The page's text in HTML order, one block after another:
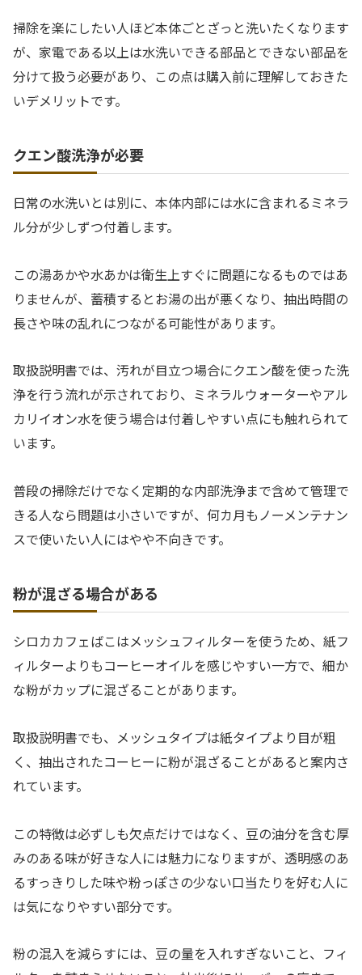
掃除を楽にしたい人ほど本体ごとざっと洗いたくなります
が、家電である以上は水洗いできる部品とできない部品を
分けて扱う必要があり、この点は購入前に理解しておきた
いデメリットです。
クエン酸洗浄が必要
日常の水洗いとは別に、本体内部には水に含まれるミネラ
ル分が少しずつ付着します。
この湯あかや水あかは衛生上すぐに問題になるものではあ
りませんが、蓄積するとお湯の出が悪くなり、抽出時間の
長さや味の乱れにつながる可能性があります。
取扱説明書では、汚れが目立つ場合にクエン酸を使った洗
浄を行う流れが示されており、ミネラルウォーターやアル
カリイオン水を使う場合は付着しやすい点にも触れられて
います。
普段の掃除だけでなく定期的な内部洗浄まで含めて管理で
きる人なら問題は小さいですが、何カ月もノーメンテナン
スで使いたい人にはやや不向きです。
粉が混ざる場合がある
シロカカフェばこはメッシュフィルターを使うため、紙フ
ィルターよりもコーヒーオイルを感じやすい一方で、細か
な粉がカップに混ざることがあります。
取扱説明書でも、メッシュタイプは紙タイプより目が粗
く、抽出されたコーヒーに粉が混ざることがあると案内さ
れています。
この特徴は必ずしも欠点だけではなく、豆の油分を含む厚
みのある味が好きな人には魅力になりますが、透明感のあ
るすっきりした味や粉っぽさの少ない口当たりを好む人に
は気になりやすい部分です。
粉の混入を減らすには、豆の量を入れすぎないこと、フィ